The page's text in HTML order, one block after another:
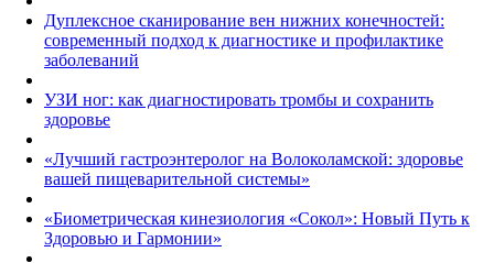
Дуплексное сканирование вен нижних конечностей:
современный подход к диагностике и профилактике
заболеваний
УЗИ ног: как диагностировать тромбы и сохранить
здоровье
«Лучший гастроэнтеролог на Волоколамской: здоровье
вашей пищеварительной системы»
«Биометрическая кинезиология «Сокол»: Новый Путь к
Здоровью и Гармонии»